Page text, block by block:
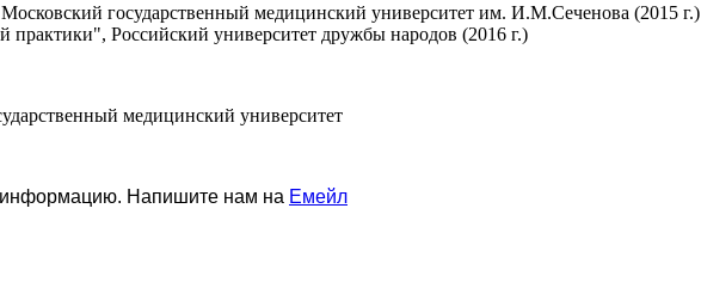
государственный медицинский университет им. И.М.Сеченова (2015 г.)
Российский университет дружбы народов (2016 г.)
медицинский университет
информацию. Напишите нам на Емейл